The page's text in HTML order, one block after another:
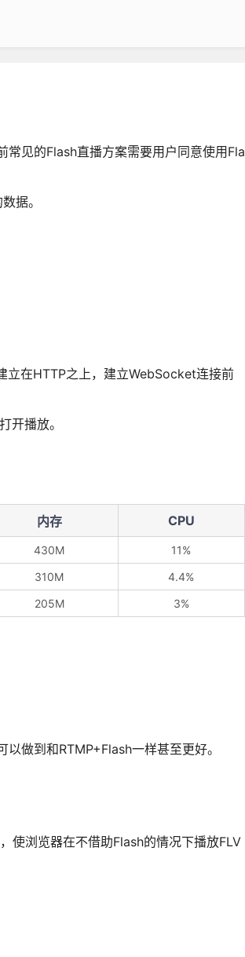
见的Flash直播方案需要用户同意使用Fla
据。
立在HTTP之上，建立WebSocket连接前
播放。
内存 CPU
430M
11%
310M
4.4%
205M 3%
做到和RTMP+Flash一样甚至更好。
使浏览器在不借助Flash的情况下播放FLV